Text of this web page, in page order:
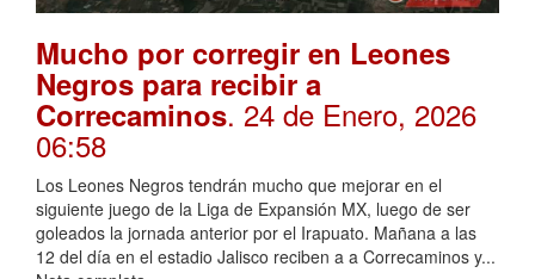
Mucho por corregir en Leones
Negros para recibir a
Correcaminos. 24 de Enero, 2026
06:58
Los Leones Negros tendrán mucho que mejorar en el
siguiente juego de la Liga de Expansión MX, luego de ser
goleados la jornada anterior por el Irapuato. Mañana a las
12 del día en el estadio Jalisco reciben a a Correcaminos y...